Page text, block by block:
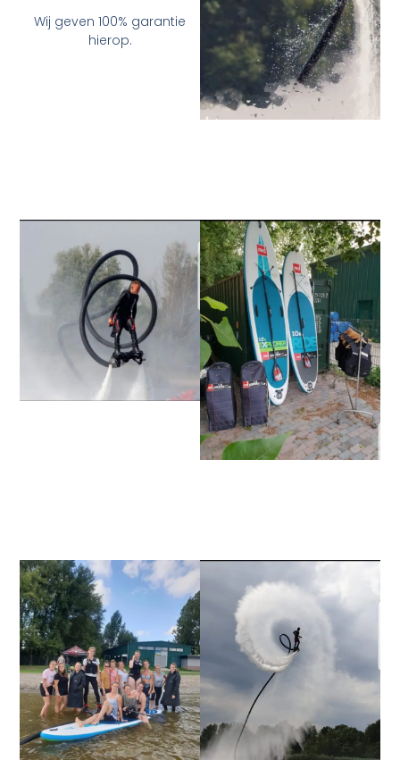
Wij geven 100% garantie
hierop.